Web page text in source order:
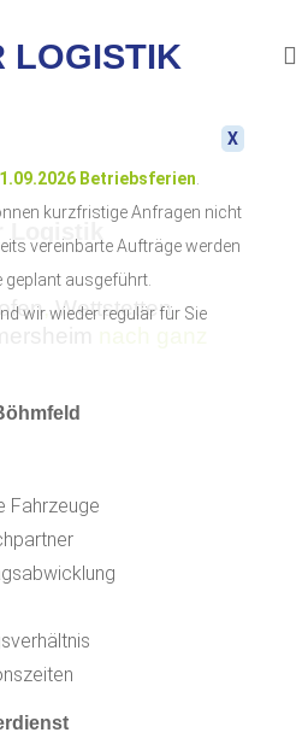
Betriebsferien
kurzfristige Anfragen nicht
vereinbarte Aufträge werden
ausgeführt.
wir wieder regulär für Sie
X
,Wettstetten,
Fahrzeuge